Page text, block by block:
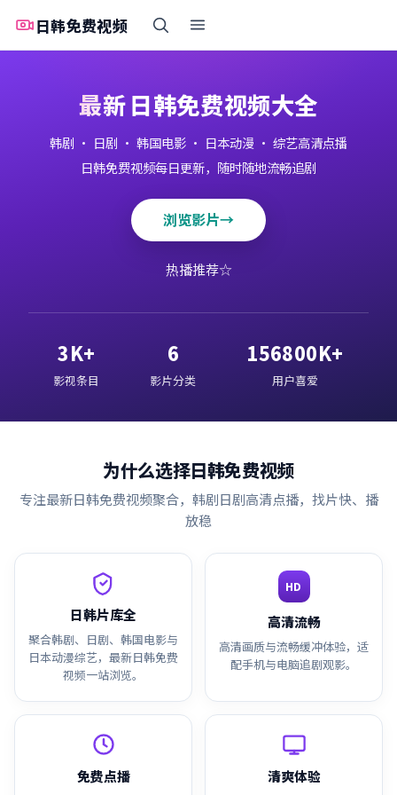
日韩免费视频
最新日韩免费视频大全
韩剧 · 日剧 · 韩国电影 · 日本动漫 · 综艺高清点播
日韩免费视频每日更新，随时随地流畅追剧
浏览影片→
热播推荐☆
3K+
影视条目
6
影片分类
156800K+
用户喜爱
为什么选择日韩免费视频
专注最新日韩免费视频聚合，韩剧日剧高清点播，找片快、播
放稳
日韩片库全
聚合韩剧、日剧、韩国电影与
日本动漫综艺，最新日韩免费
视频一站浏览。
HD
高清流畅
高清画质与流畅缓冲体验，适
配手机与电脑追剧观影。
免费点播 清爽体验